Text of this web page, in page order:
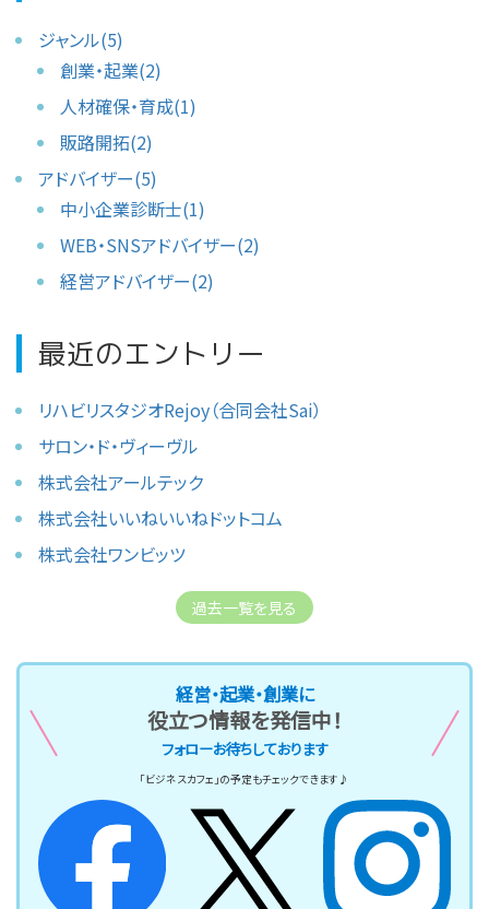
ジャンル(5)
創業・起業(2)
人材確保・育成(1)
販路開拓(2)
アドバイザー(5)
中小企業診断士(1)
WEB・SNSアドバイザー(2)
経営アドバイザー(2)
最近のエントリー
リハビリスタジオRejoy（合同会社Sai）
サロン・ド・ヴィーヴル
株式会社アールテック
株式会社いいねいいねドットコム
株式会社ワンビッツ
過去一覧を見る
経営・起業・創業に
役立つ情報を発信中！
フォローお待ちしております
「ビジネスカフェ」の予定もチェックできます♪